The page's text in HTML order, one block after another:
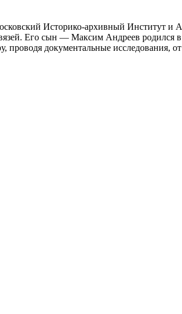
Историко-архивный Институт
Его сын — Максим Андреев родился
документальные исследования,